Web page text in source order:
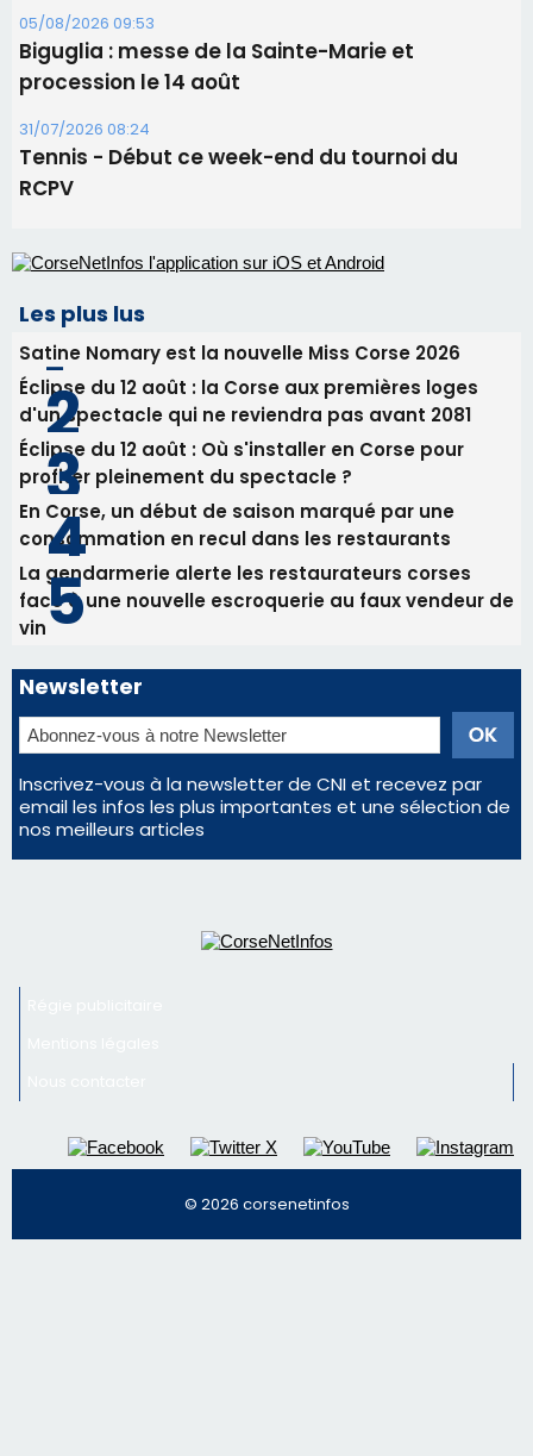
05/08/2026 09:53
Biguglia : messe de la Sainte-Marie et
procession le 14 août
31/07/2026 08:24
Tennis - Début ce week-end du tournoi du
RCPV
Les plus lus
Satine Nomary est la nouvelle Miss Corse 2026
Éclipse du 12 août : la Corse aux premières loges
d'un spectacle qui ne reviendra pas avant 2081
Éclipse du 12 août : Où s'installer en Corse pour
profiter pleinement du spectacle ?
En Corse, un début de saison marqué par une
consommation en recul dans les restaurants
La gendarmerie alerte les restaurateurs corses
face à une nouvelle escroquerie au faux vendeur de
vin
Newsletter
Inscrivez-vous à la newsletter de CNI et recevez par
email les infos les plus importantes et une sélection de
nos meilleurs articles
© 2026 corsenetinfos